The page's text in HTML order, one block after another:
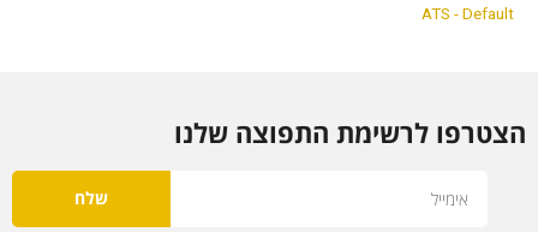
ATS - Default
הצטרפו לרשימת התפוצה שלנו
שלח